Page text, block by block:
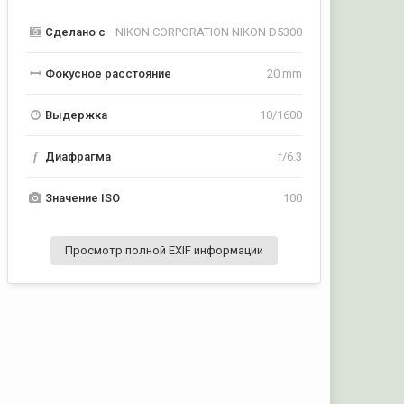
Сделано с NIKON CORPORATION NIKON D5300
Фокусное расстояние 20 mm
Выдержка 10/1600
f Диафрагма f/6.3
Значение ISO 100
Просмотр полной EXIF информации